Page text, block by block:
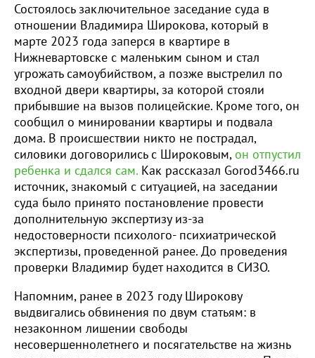
Состоялось заключительное заседание суда в
отношении Владимира Широкова, который в
марте 2023 года заперся в квартире в
Нижневартовске с маленьким сыном и стал
угрожать самоубийством, а позже выстрелил по
входной двери квартиры, за которой стояли
прибывшие на вызов полицейские. Кроме того, он
сообщил о минировании квартиры и подвала
дома. В происшествии никто не пострадал,
силовики договорились с Широковым, он отпустил
ребенка и сдался сам. Как рассказал Gorod3466.ru
источник, знакомый с ситуацией, на заседании
суда было принято постановление провести
дополнительную экспертизу из-за
недостоверности психолого- психиатрической
экспертизы, проведенной ранее. До проведения
проверки Владимир будет находится в СИЗО.
Напомним, ранее в 2023 году Широкову
выдвигались обвинения по двум статьям: в
незаконном лишении свободы
несовершеннолетнего и посягательстве на жизнь